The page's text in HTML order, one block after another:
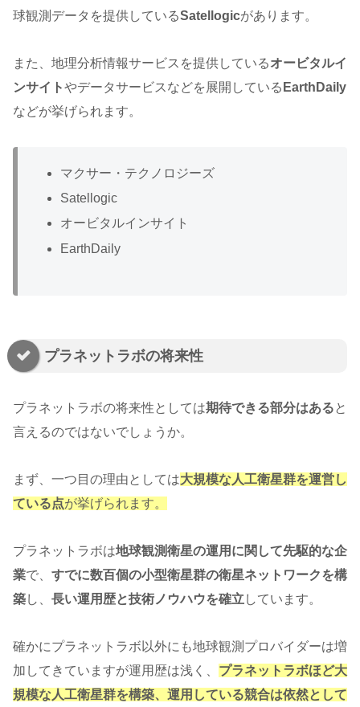
球観測データを提供しているSatellogicがあります。
また、地理分析情報サービスを提供しているオービタルイ
ンサイトやデータサービスなどを展開している EarthDaily
などが挙げられます。
マクサー・テクノロジーズ
Satellogic
オービタルインサイト
EarthDaily
プラネットラボの将来性
プラネットラボの将来性としては期待できる部分はある と
言えるのではないでしょうか。
まず、一つ目の理由としては大規模な人工衛星群を運営し
ている点が挙げられます。
プラネットラボは地球観測衛星の運用に関して先駆的な企
業で、 すでに数百個の小型衛星群の衛星ネットワークを構
築し、 長い運用歴と技術ノウハウを確立 しています。
確かにプラネットラボ以外にも地球観測プロバイダーは増
加してきていますが運用歴は浅く、 プラネットラボほど大
規模な人工衛星群を構築、運用している競合は依然として